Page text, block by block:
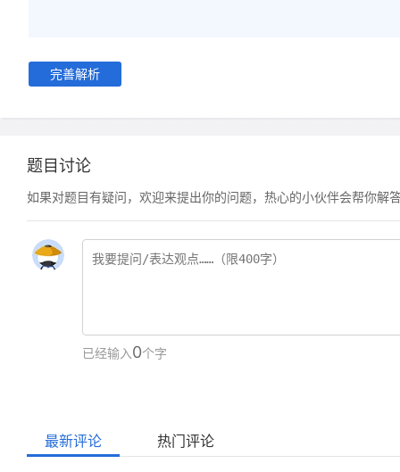
完善解析
题目讨论
如果对题目有疑问，欢迎来提出你的问题，热心的小伙伴会帮你解
已经输入0个字
最新评论 热门评论